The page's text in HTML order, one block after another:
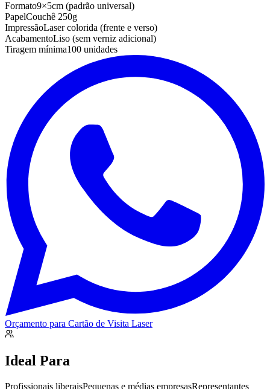
Formato9×5cm (padrão universal)
PapelCouchê 250g
ImpressãoLaser colorida (frente e verso)
AcabamentoLiso (sem verniz adicional)
Tiragem mínima100 unidades
Orçamento para Cartão de Visita Laser
Ideal Para
Profissionais liberaisPequenas e médias empresasRepresentantes